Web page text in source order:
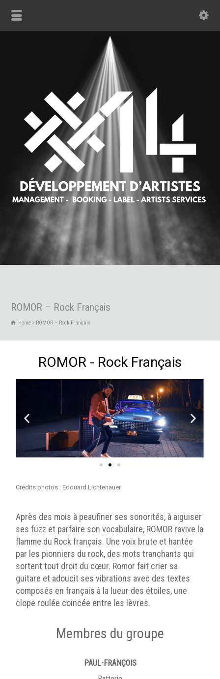
ROMOR – Rock Français
Home ROMOR – Rock Français
ROMOR - Rock Français
Crédits photos : Edouard Lichtenauer
Après des mois à peaufiner ses sonorités, à aiguiser
ses fuzz et parfaire son vocabulaire, ROMOR ravive la
flamme du Rock français. Une voix brute et hantée
par les pionniers du rock, des mots tranchants qui
sortent tout droit du cœur. Romor fait crier sa
guitare et adoucit ses vibrations avec des textes
composés en français à la lueur des étoiles, une
clope roulée coincée entre les lèvres.
Membres du groupe
PAUL-FRANÇOIS